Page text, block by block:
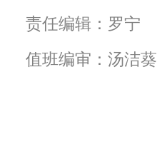
责任编辑：罗宁
值班编审：汤洁葵